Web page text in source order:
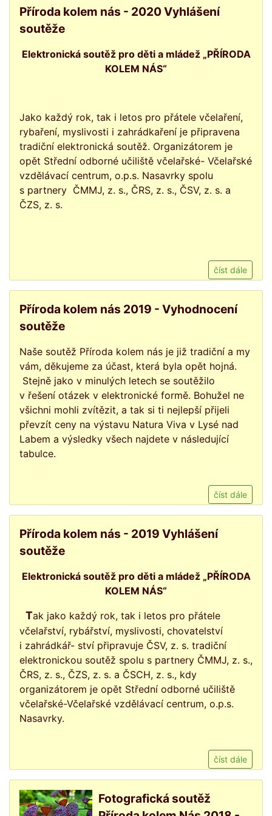
Příroda kolem nás - 2020 Vyhlášení
soutěže
Elektronická soutěž pro děti a mládež „PŘÍRODA
KOLEM NÁS“
Jako každý rok, tak i letos pro přátele včelaření,
rybaření, myslivosti i zahrádkaření je připravena
tradiční elektronická soutěž. Organizátorem je
opět Střední odborné učiliště včelařské- Včelařské
vzdělávací centrum, o.p.s. Nasavrky spolu
s partnery ČMMJ, z. s., ČRS, z. s., ČSV, z. s. a
ČZS, z. s.
číst dále
Příroda kolem nás 2019 - Vyhodnocení
soutěže
Naše soutěž Příroda kolem nás je již tradiční a my
vám, děkujeme za účast, která byla opět hojná.
Stejně jako v minulých letech se soutěžilo
v řešení otázek v elektronické formě. Bohužel ne
všichni mohli zvítězit, a tak si ti nejlepší přijeli
převzít ceny na výstavu Natura Viva v Lysé nad
Labem a výsledky všech najdete v následující
tabulce.
číst dále
Příroda kolem nás - 2019 Vyhlášení
soutěže
Elektronická soutěž pro děti a mládež „PŘÍRODA
KOLEM NÁS“
Tak jako každý rok, tak i letos pro přátele
včelařství, rybářství, myslivosti, chovatelství
i zahrádkář- ství připravuje ČSV, z. s. tradiční
elektronickou soutěž spolu s partnery ČMMJ, z. s.,
ČRS, z. s., ČZS, z. s. a ČSCH, z. s., kdy
organizátorem je opět Střední odborné učiliště
včelařské-Včelařské vzdělá­vací centrum, o.p.s.
Nasavrky.
číst dále
Fotografická soutěž